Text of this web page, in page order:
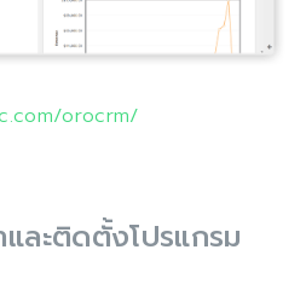
orocrm/
ละติดตั้งโปรแกรม